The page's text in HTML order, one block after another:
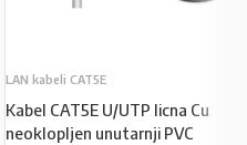
LAN kabeli CAT5E
Kabel CAT5E U/UTP licna Cu
neoklopljen unutarnji PVC